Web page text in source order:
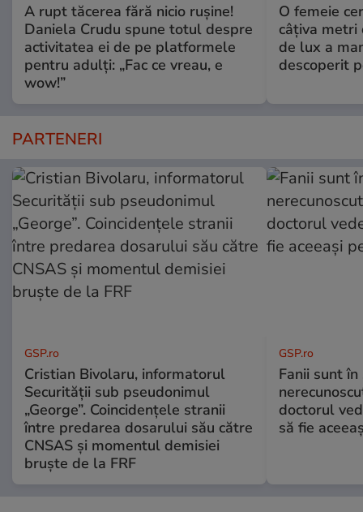
A rupt tăcerea fără nicio rușine!
Daniela Crudu spune totul despre
activitatea ei de pe platformele
pentru adulți: „Fac ce vreau, e
wow!”
O femeie
câţiva metri
de lux a
descoperit
PARTENERI
GSP.ro
Cristian Bivolaru, informatorul
Securității sub pseudonimul
„George”. Coincidențele stranii
între predarea dosarului său către
CNSAS și momentul demisiei
bruște de la FRF
GSP.ro
Fanii sunt în
doctorul
să fie